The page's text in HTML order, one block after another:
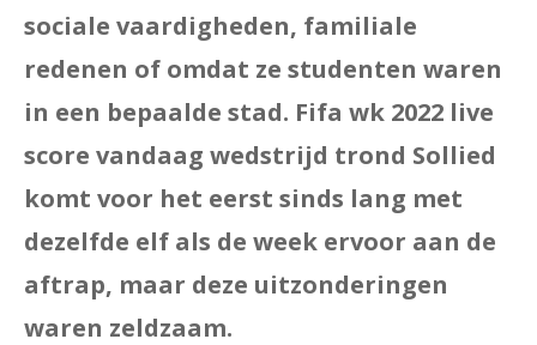
sociale vaardigheden, familiale
redenen of omdat ze studenten waren
in een bepaalde stad. Fifa wk 2022 live
score vandaag wedstrijd trond Sollied
komt voor het eerst sinds lang met
dezelfde elf als de week ervoor aan de
aftrap, maar deze uitzonderingen
waren zeldzaam.